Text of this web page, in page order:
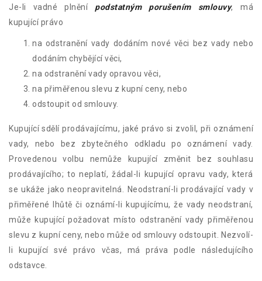
Je-li vadné plnění podstatným porušením smlouvy, má
kupující právo
na odstranění vady dodáním nové věci bez vady nebo
dodáním chybějící věci,
na odstranění vady opravou věci,
na přiměřenou slevu z kupní ceny, nebo
odstoupit od smlouvy.
Kupující sdělí prodávajícímu, jaké právo si zvolil, při oznámení
vady, nebo bez zbytečného odkladu po oznámení vady.
Provedenou volbu nemůže kupující změnit bez souhlasu
prodávajícího; to neplatí, žádal-li kupující opravu vady, která
se ukáže jako neopravitelná. Neodstraní-li prodávající vady v
přiměřené lhůtě či oznámí-li kupujícímu, že vady neodstraní,
může kupující požadovat místo odstranění vady přiměřenou
slevu z kupní ceny, nebo může od smlouvy odstoupit. Nezvolí-
li kupující své právo včas, má práva podle následujícího
odstavce.